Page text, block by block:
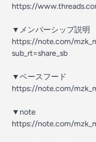
https://
▼メンバーシップ説明
https://note.com/
sub_rt=share_sb
▼ベースフード
https://note.com/
▼note
https://note.com/